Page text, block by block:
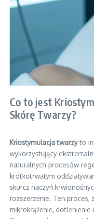
Co to jest
Skórę Twarzy?
Kriostymulacja twarzyto
wykorzystujący
naturalnych procesów
krótkotrwałym
skurcz naczyń
rozszerzenie. Ten proces,
mikrokrążenie, dotlenienie